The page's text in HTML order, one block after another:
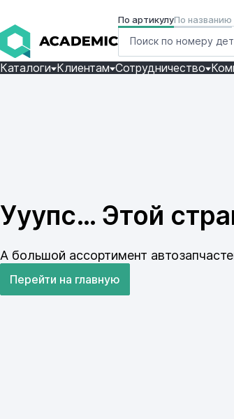
По артикулуПо названию
Каталоги Клиентам Сотрудничество
Ууупс… Этой
А большой ассортимент
Перейти на главную